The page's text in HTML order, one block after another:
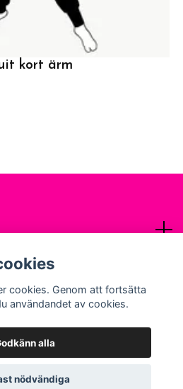
kort ärm
& Bows Apparel
cookies. Genom att fortsätta
användandet av cookies.
alla
nödvändiga